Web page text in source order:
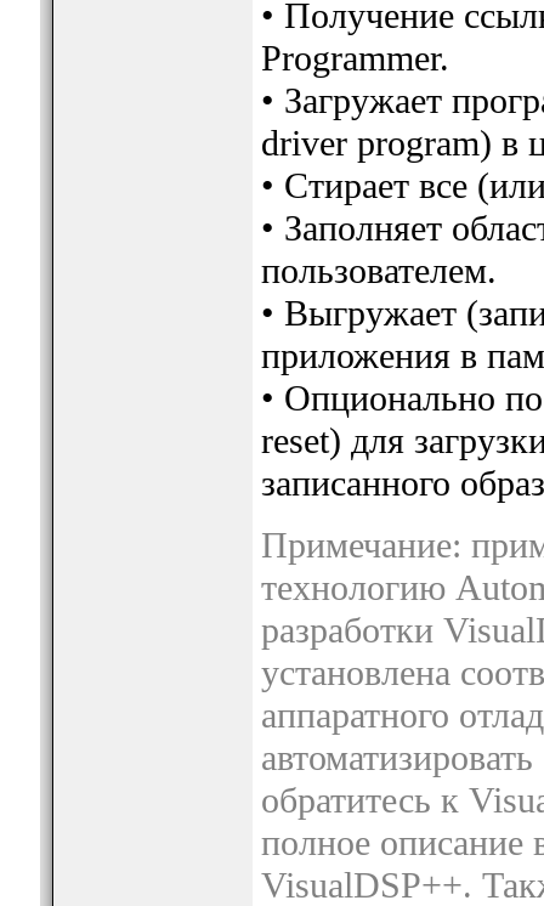
• Получение
Programmer.
• Загружает
driver program) в
• Стирает все
• Заполняет
пользователем.
• Выгружает
приложения в
• Опционально
reset) для
записанного
Примечание:
технологию
разработки
установлена
аппаратного
обратитесь к
полное описание
VisualDSP++.